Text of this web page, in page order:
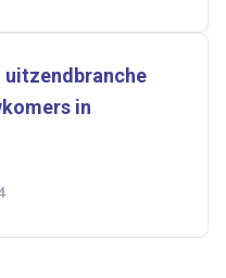
uitzendbranche
in